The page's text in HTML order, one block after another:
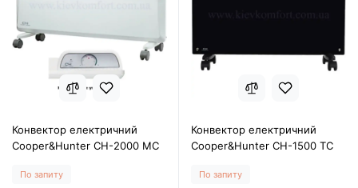
Конвектор електричний
Cooper&Hunter CH-2000 MC
По запиту
Конвектор електричний
Cooper&Hunter CH-1500 TC
По запиту